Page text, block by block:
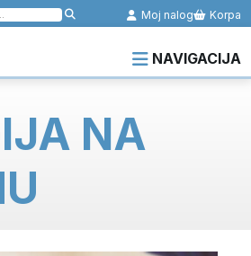
Moj nalog Korpa
NAVIGACIJA
NA